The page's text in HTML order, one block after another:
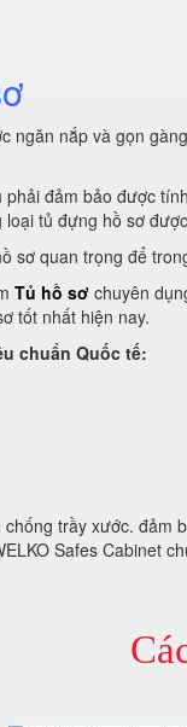
ngăn nắp và gọn
đảm bảo được
tủ đựng hồ sơ
sơ quan trọng để
Tủ hồ sơ chuyên
tốt nhất hiện nay.
chuẩn Quốc tế:
trầy xước. đảm
Safes Cabinet